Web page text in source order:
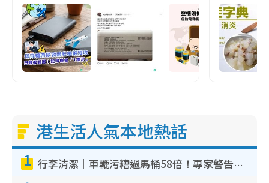
港生活人氣本地熱話
1 行李清潔｜車轆污糟過馬桶58倍！專家警告忌用酒精抹 教1招免污手除菌